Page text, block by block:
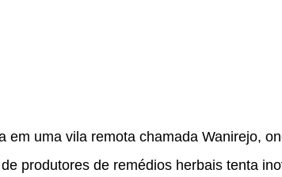
em uma vila remota chamada Wanirejo,
produtores de remédios herbais tenta